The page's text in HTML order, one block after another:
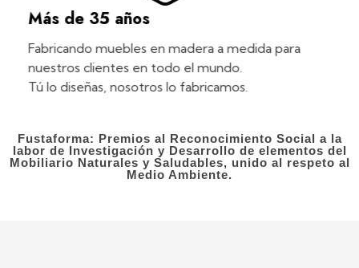
Más de 35 años
Fabricando muebles en madera a medida para
nuestros clientes en todo el mundo.
Tú lo diseñas, nosotros lo fabricamos.
Fustaforma: Premios al Reconocimiento Social a la
labor de Investigación y Desarrollo de elementos del
Mobiliario Naturales y Saludables, unido al respeto al
Medio Ambiente.